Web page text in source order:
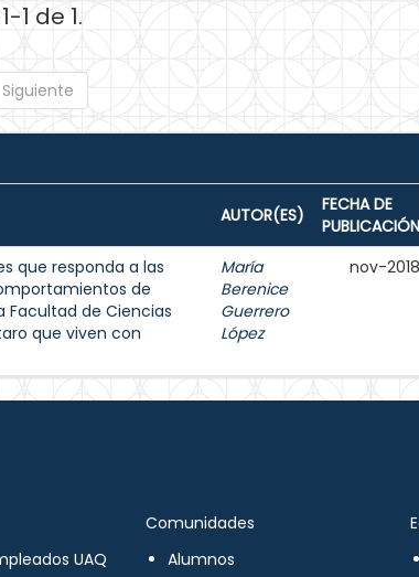
1 de 1.
Siguiente
AUTOR(ES)
FECHA DE
PUBLICACIÓN
que responda a las
de
de Ciencias
que viven con
María
Berenice
Guerrero
López
nov-2018
UAQ
Comunidades
Alumnos